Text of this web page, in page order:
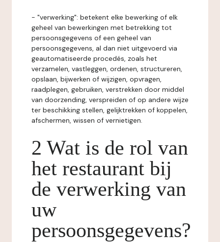
- "verwerking": betekent elke bewerking of elk
geheel van bewerkingen met betrekking tot
persoonsgegevens of een geheel van
persoonsgegevens, al dan niet uitgevoerd via
geautomatiseerde procedés, zoals het
verzamelen, vastleggen, ordenen, structureren,
opslaan, bijwerken of wijzigen, opvragen,
raadplegen, gebruiken, verstrekken door middel
van doorzending, verspreiden of op andere wijze
ter beschikking stellen, gelijktrekken of koppelen,
afschermen, wissen of vernietigen.
2 Wat is de rol van
het restaurant bij
de verwerking van
uw
persoonsgegevens?